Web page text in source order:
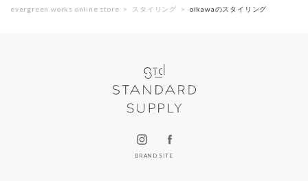
evergreen works online store スタイリング oikawaのスタイリング
BRAND SITE